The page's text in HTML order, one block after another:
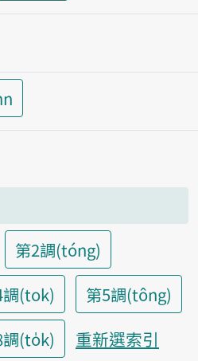
第2調(tóng)
(tok)
第5調(tông)
(to̍k) 重新選索引